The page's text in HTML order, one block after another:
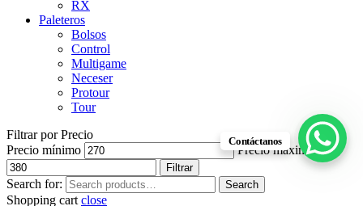
RX
Paleteros
Bolsos
Control
Multigame
Neceser
Protour
Tour
Filtrar por Precio
Precio mínimo
Precio máximo
Filtrar
Search for: Search
Contáctanos
Shopping cart close